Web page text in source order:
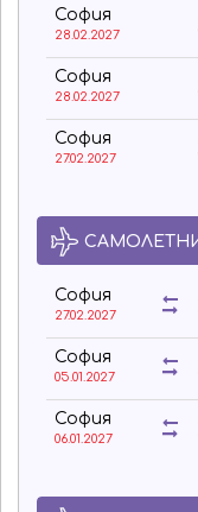
София
28.02.2027
София
28.02.2027
София
27.02.2027
София
27.02.2027
София
05.01.2027
София
06.01.2027